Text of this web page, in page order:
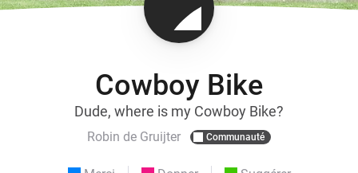
Cowboy Bike
Dude, where is my Cowboy Bike?
Robin de Gruijter Communauté